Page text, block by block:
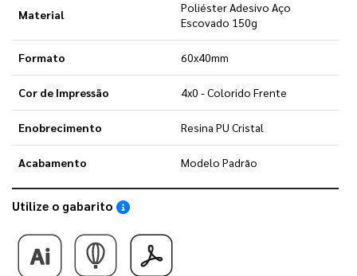
Material
Poliéster Adesivo Aço
Escovado 150g
Formato 60x40mm
Cor de Impressão 4x0 - Colorido Frente
Enobrecimento Resina PU Cristal
Acabamento Modelo Padrão
Utilize o gabarito Saiba como utilizar os nossos gabaritos